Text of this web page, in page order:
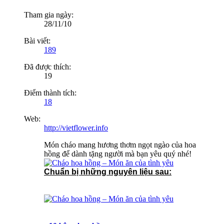
Tham gia ngày:
28/11/10
Bài viết:
189
Đã được thích:
19
Điểm thành tích:
18
Web:
http://vietflower.info
Món cháo mang hương thơm ngọt ngào của hoa
hồng để dành tặng người mà bạn yêu quý nhé!
Chuẩn bị những nguyên liệu sau: